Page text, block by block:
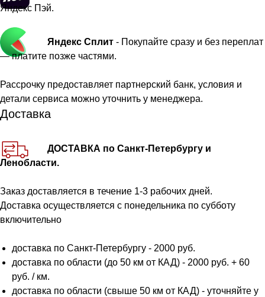
Яндекс Пэй.
Яндекс Сплит - Покупайте сразу и без переплат
— платите позже частями.
Рассрочку предоставляет партнерский банк, условия и
детали сервиса можно уточнить у менеджера.
Доставка
ДОСТАВКА по Санкт-Петербургу и
Ленобласти.
Заказ доставляется в течение 1-3 рабочих дней.
Доставка осуществляется с понедельника по субботу
включительно
доставка по Санкт-Петербургу - 2000 руб.
доставка по области (до 50 км от КАД) - 2000 руб. + 60
руб. / км.
доставка по области (свыше 50 км от КАД) - уточняйте у